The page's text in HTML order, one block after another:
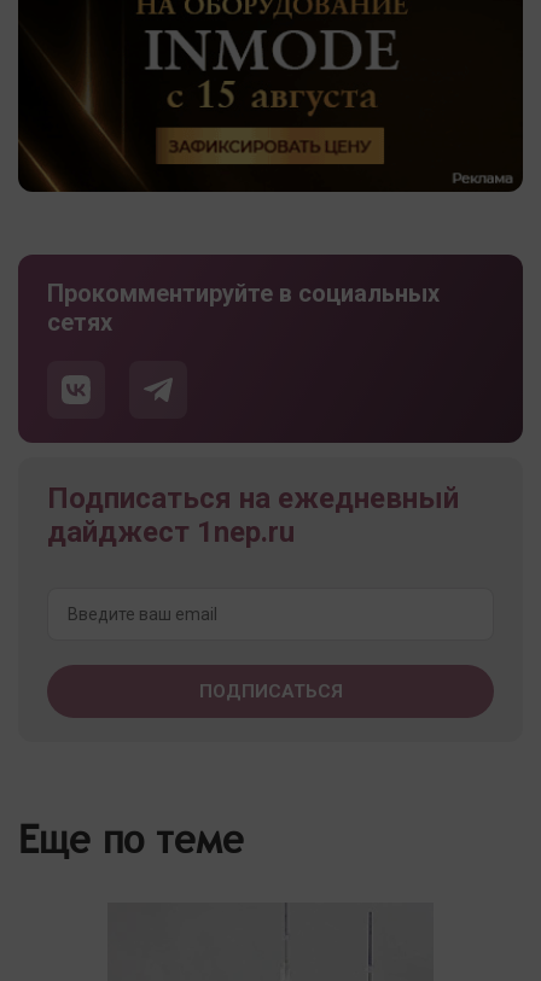
Прокомментируйте в социальных
сетях
Подписаться на ежедневный
дайджест 1nep.ru
Еще по теме